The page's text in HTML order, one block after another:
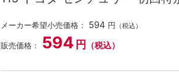
メーカー希望小売価格： 594 円 （税込）
販売価格： 594 円 （税込）